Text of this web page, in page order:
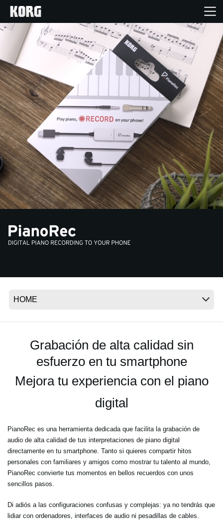
Inicio
Productos
Características
Eventos
Soporte
Localizador de Tiendas
Noticias
Acerca de KORG
Grabación de alta calidad sin
esfuerzo en tu smartphone
Mejora tu experiencia con el piano
digital
PianoRec es una herramienta dedicada que facilita la grabación de
audio de alta calidad de tus interpretaciones de piano digital
directamente en tu smartphone. Tanto si quieres compartir hitos
personales con familiares y amigos como mostrar tu talento al mundo,
PianoRec convierte tus momentos en bellos recuerdos con unos
sencillos pasos.
Di adiós a las configuraciones confusas y complejas: ya no tendrás que
lidiar con ordenadores, interfaces de audio ni pesadillas de cables.